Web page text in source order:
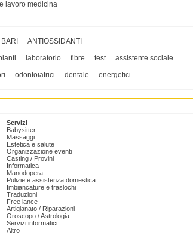
lavoro medicina
ANTIOSSIDANTI
laboratorio fibre test
assistente sociale
odontoiatrici dentale energetici
Servizi
Babysitter
Massaggi
Estetica e salute
Organizzazione eventi
Casting / Provini
Informatica
Manodopera
Pulizie e assistenza domestica
Imbiancature e traslochi
Traduzioni
Free lance
Artigianato / Riparazioni
Oroscopo / Astrologia
Servizi informatici
Altro